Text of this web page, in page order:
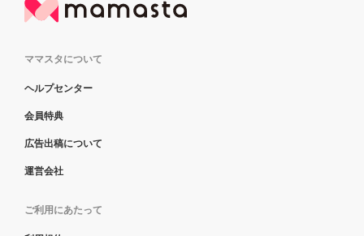
ママスタについて
ヘルプセンター
会員特典
広告出稿について
運営会社
ご利用にあたって